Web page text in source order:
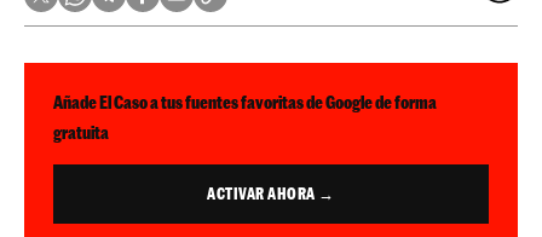
Añade El Caso a tus fuentes favoritas de Google de forma
gratuita
ACTIVAR AHORA →